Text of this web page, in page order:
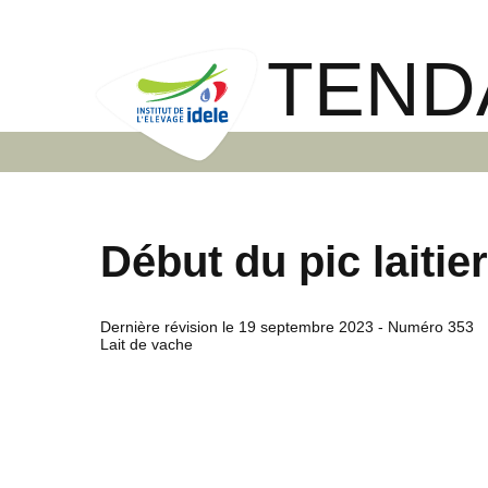
Début du pic
Dernière révision le 19 septembre 2023 - Numéro 353
Lait de vache